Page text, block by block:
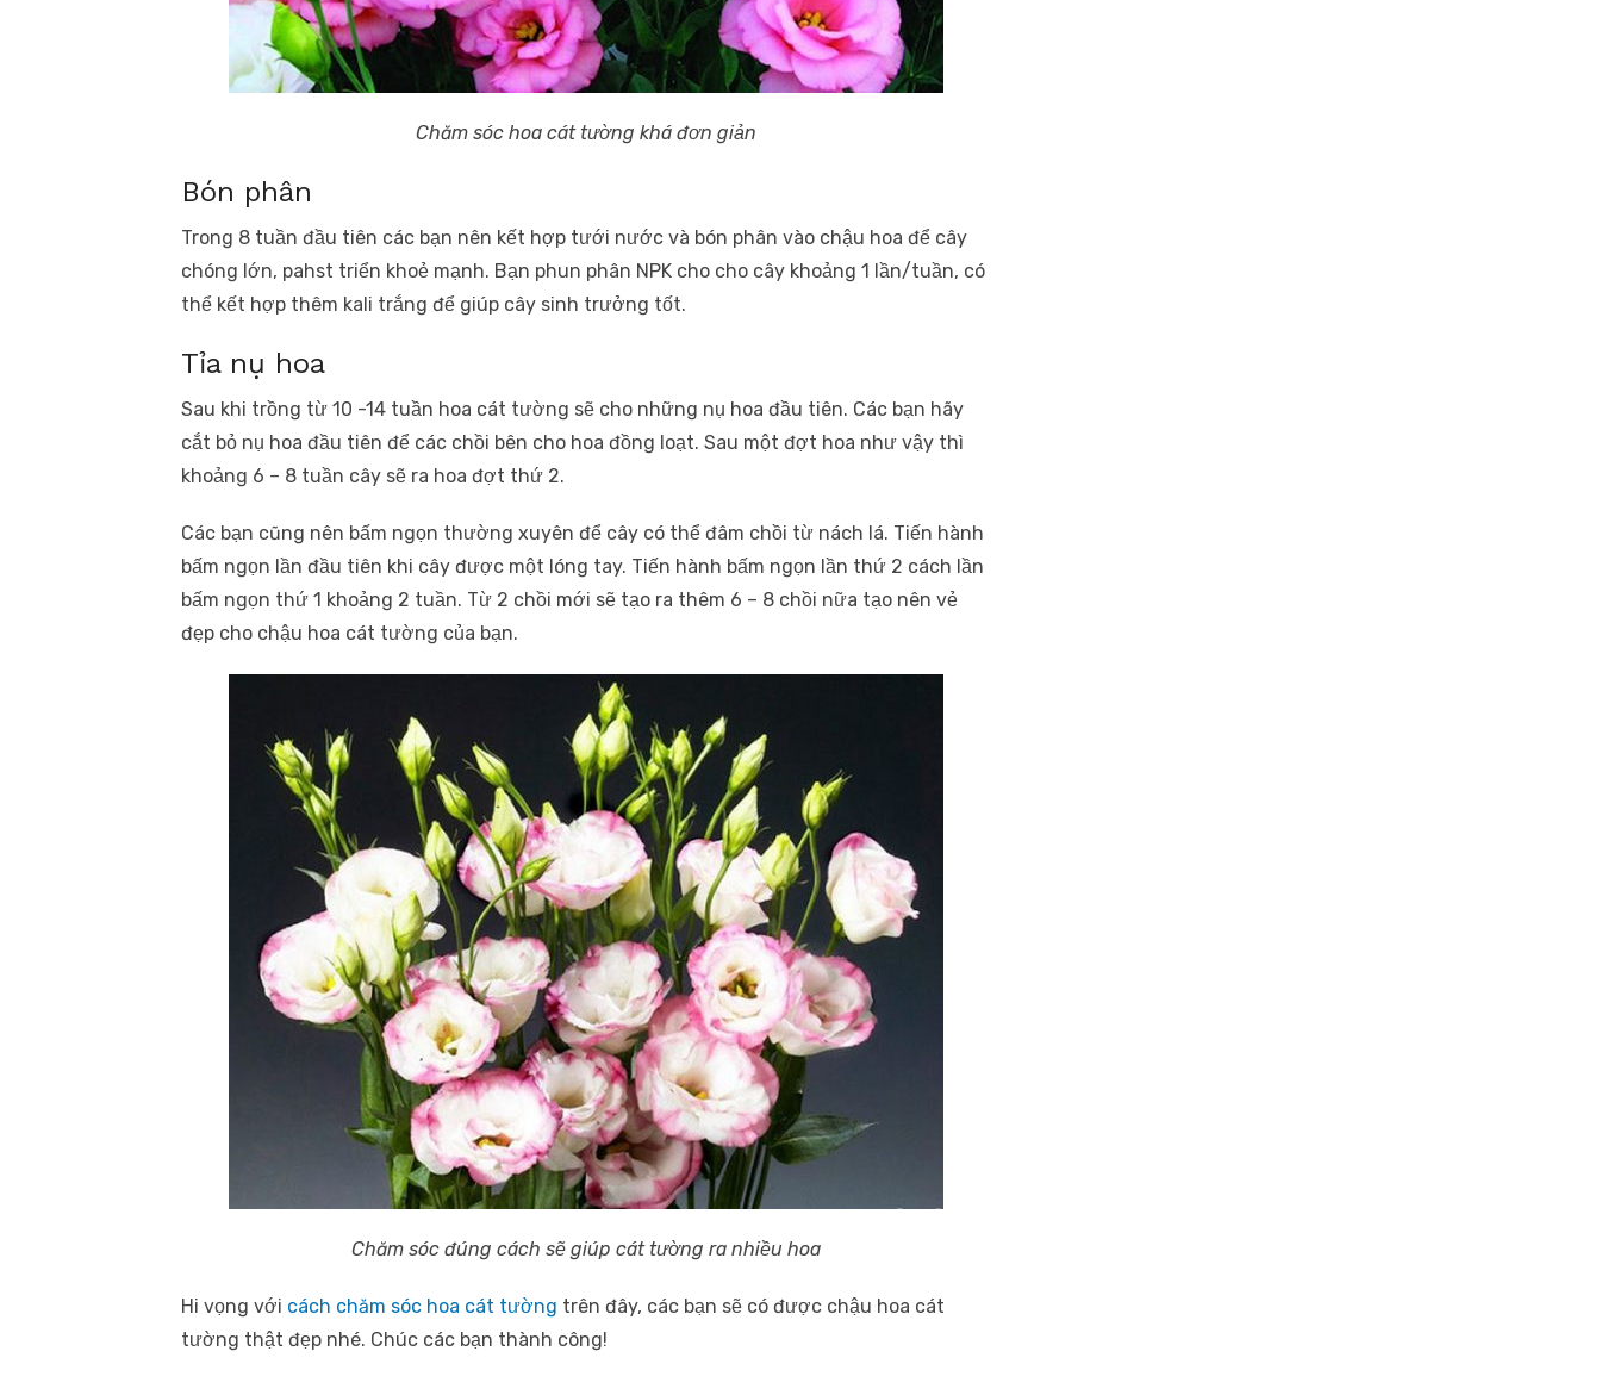
Chăm sóc hoa cát tường khá đơn giản
Bón phân
Trong 8 tuần đầu tiên các bạn nên kết hợp tưới nước và bón phân vào chậu hoa để cây
chóng lớn, pahst triển khoẻ mạnh. Bạn phun phân NPK cho cho cây khoảng 1 lần/tuần, có
thể kết hợp thêm kali trắng để giúp cây sinh trưởng tốt.
Tỉa nụ hoa
Sau khi trồng từ 10 -14 tuần hoa cát tường sẽ cho những nụ hoa đầu tiên. Các bạn hãy
cắt bỏ nụ hoa đầu tiên để các chồi bên cho hoa đồng loạt. Sau một đợt hoa như vậy thì
khoảng 6 – 8 tuần cây sẽ ra hoa đợt thứ 2.
Các bạn cũng nên bấm ngọn thường xuyên để cây có thể đâm chồi từ nách lá. Tiến hành
bấm ngọn lần đầu tiên khi cây được một lóng tay. Tiến hành bấm ngọn lần thứ 2 cách lần
bấm ngọn thứ 1 khoảng 2 tuần. Từ 2 chồi mới sẽ tạo ra thêm 6 – 8 chồi nữa tạo nên vẻ
đẹp cho chậu hoa cát tường của bạn.
Chăm sóc đúng cách sẽ giúp cát tường ra nhiều hoa
Hi vọng với cách chăm sóc hoa cát tường trên đây, các bạn sẽ có được chậu hoa cát
tường thật đẹp nhé. Chúc các bạn thành công!